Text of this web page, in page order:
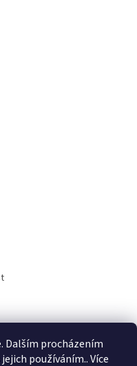
Dalším procházením
používáním.. Více